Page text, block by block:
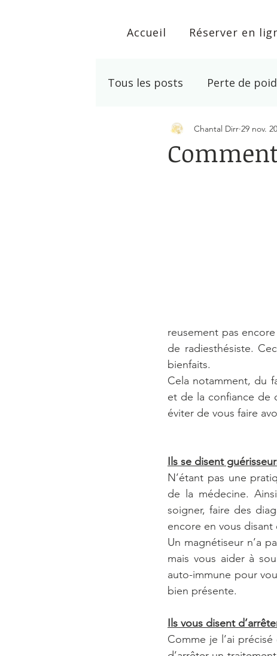
Accueil Réserver en
Tous les posts Perte de
Développement personnel
Chantal Dirr 29 nov.
reusement pas
de radiesthésiste.
bienfaits.
Cela notamment, du
et de la confiance de
éviter de vous faire
Ils se disent
N’étant pas une
de la médecine.
soigner, faire des
encore en vous
Un magnétiseur n’a
mais vous aider à
auto-immune pour
bien présente.
Ils vous disent
Comme je l’ai